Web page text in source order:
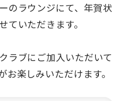
のラウンジにて、年賀状
ていただきます。
ラブにご加入いただいて
お楽しみいただけます。